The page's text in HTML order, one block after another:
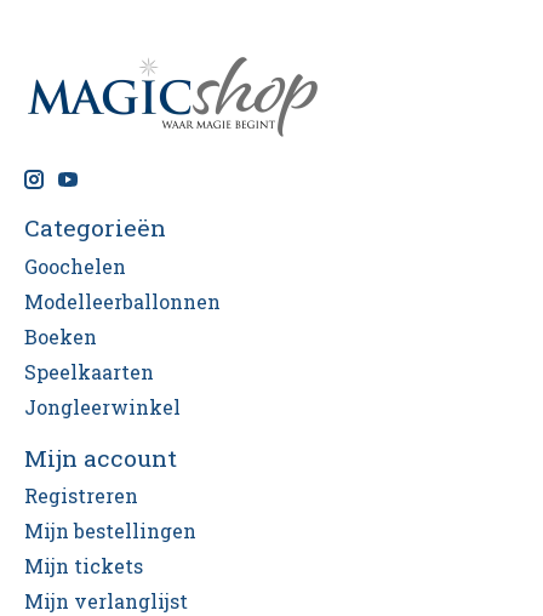
Categorieën
Goochelen
Modelleerballonnen
Boeken
Speelkaarten
Jongleerwinkel
Mijn account
Registreren
Mijn bestellingen
Mijn tickets
Mijn verlanglijst